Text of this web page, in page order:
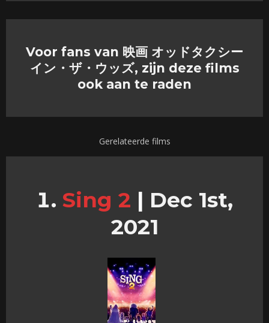
Voor fans van 映画 オッドタクシー
イン・ザ・ウッズ, zijn deze films
ook aan te raden
Gerelateerde films
Sing 2 | Dec 1st,
2021